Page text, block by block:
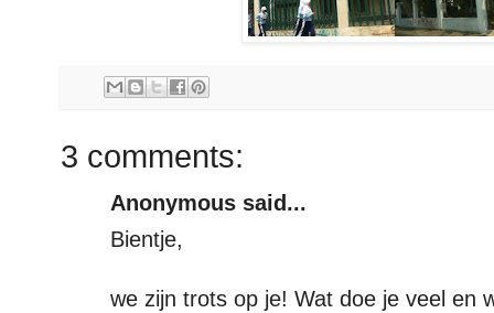
3 comments:
Anonymous said...
Bientje,
we zijn trots op je! Wat doe je veel en